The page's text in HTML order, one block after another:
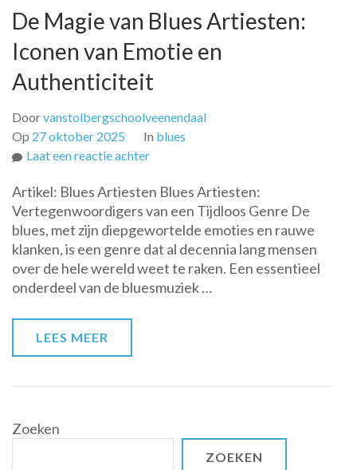
De Magie van Blues Artiesten:
Iconen van Emotie en
Authenticiteit
Doorvanstolbergschoolveenendaal
Op 27 oktober 2025 In blues
Laat een reactie achterop
Magie
van
Blues
Artiesten:
Iconen
van
Artikel: Blues Artiesten Blues Artiesten:
Vertegenwoordigers van een Tijdloos Genre De
blues, met zijn diepgewortelde emoties en rauwe
klanken, is een genre dat al decennia lang mensen
over de hele wereld weet te raken. Een essentieel
onderdeel van de bluesmuziek …
LEES MEER
Zoeken
ZOEKEN